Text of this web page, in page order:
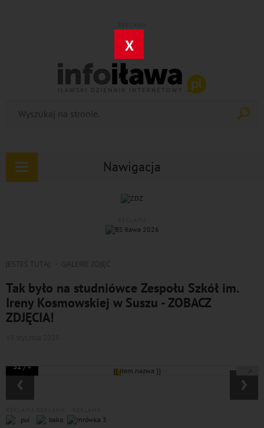
X
Nawigacja
Rozwiń
JESTEŚ TUTAJ GALERIE ZDJĘĆ
Tak było na studniówce Zespołu Szkół im.
Ireny Kosmowskiej w Suszu - ZOBACZ
ZDJĘCIA!
32 /4
‹ ›